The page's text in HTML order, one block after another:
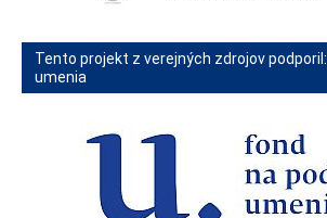
Tento projekt z verejných zdrojov
umenia